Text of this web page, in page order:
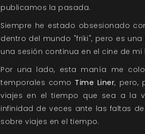
publicamos la pasada.
Siempre he estado obsesionado
dentro del mundo "friki", pero es
una sesión continua en el cine de mi
Por una lado, esta manía me
temporales como Time Liner, pero,
viajes en el tiempo que sea a la
infinidad de veces ante las faltas
sobre viajes en el tiempo.